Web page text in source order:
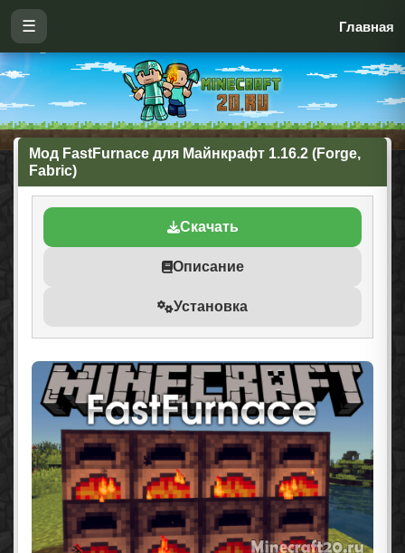
☰ Главная
Мод FastFurnace для Майнкрафт 1.16.2 (Forge,
Fabric)
Скачать
Описание
Установка